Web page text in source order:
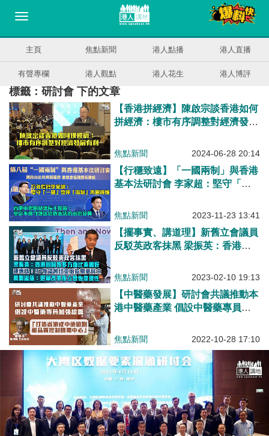
主頁 焦點新聞 港人點播 港人直播
有聲專欄 港人觀點 港人花生 港人博評
標籤：研討會 下的文章
【香港拼經濟】陳啟宗談香港如何
拼經濟：樓市有序調整對經濟發展
焦點新聞 2024-06-28 20:14
【行穩致遠】「一國兩制」與香港
基本法研討會 李家超：堅守「一
苗：堅定不移守護法治依靠法治由
焦點新聞 2023-11-23 13:41
【擺事實、講道理】新舊立會議員
反駁英政客抹黑 梁振英：香港回
後議會比英治時期更民主 葉劉淑
焦點新聞 2023-02-10 19:13
【中醫藥發展】研討會共議推動本
港中醫藥產業 倡設中醫藥專員加
焦點新聞 2022-10-28 17:10